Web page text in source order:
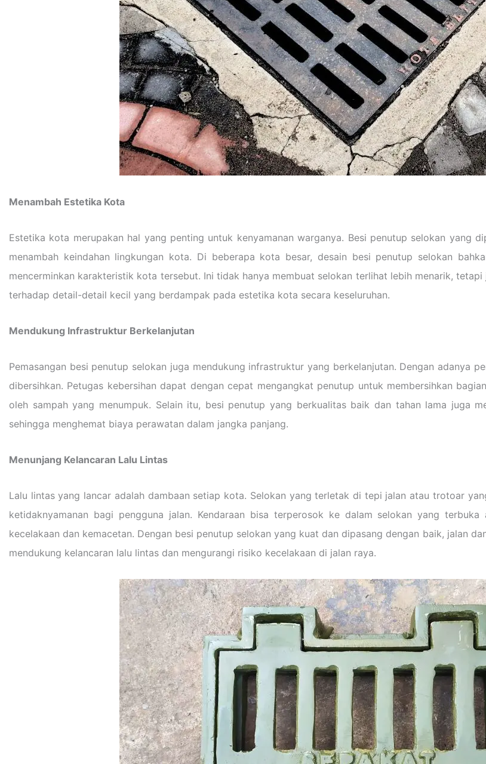
Menambah Estetika Kota
Estetika kota merupakan hal yang penting untuk kenyamanan warganya. Besi penutup selokan yang
menambah keindahan lingkungan kota. Di beberapa kota besar, desain besi penutup selokan
mencerminkan karakteristik kota tersebut. Ini tidak hanya membuat selokan terlihat lebih menarik,
terhadap detail-detail kecil yang berdampak pada estetika kota secara keseluruhan.
Mendukung Infrastruktur Berkelanjutan
Pemasangan besi penutup selokan juga mendukung infrastruktur yang berkelanjutan. Dengan adanya
dibersihkan. Petugas kebersihan dapat dengan cepat mengangkat penutup untuk membersihkan
oleh sampah yang menumpuk. Selain itu, besi penutup yang berkualitas baik dan tahan lama juga
sehingga menghemat biaya perawatan dalam jangka panjang.
Menunjang Kelancaran Lalu Lintas
Lalu lintas yang lancar adalah dambaan setiap kota. Selokan yang terletak di tepi jalan atau trotoar
ketidaknyamanan bagi pengguna jalan. Kendaraan bisa terperosok ke dalam selokan yang
kecelakaan dan kemacetan. Dengan besi penutup selokan yang kuat dan dipasang dengan baik, jalan
mendukung kelancaran lalu lintas dan mengurangi risiko kecelakaan di jalan raya.